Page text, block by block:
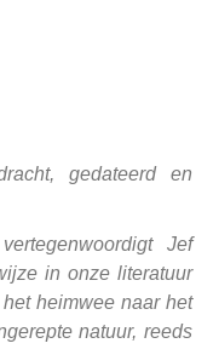
gedateerd en
Jef
in onze literatuur
heimwee naar het
natuur, reeds